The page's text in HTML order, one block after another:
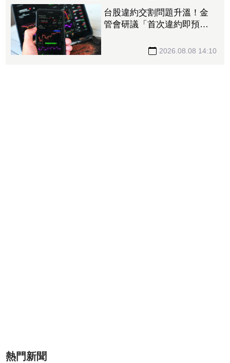
台股違約交割問題升溫！金
管會研議「首次違約即預收
2026.08.08 14:10
熱門新聞